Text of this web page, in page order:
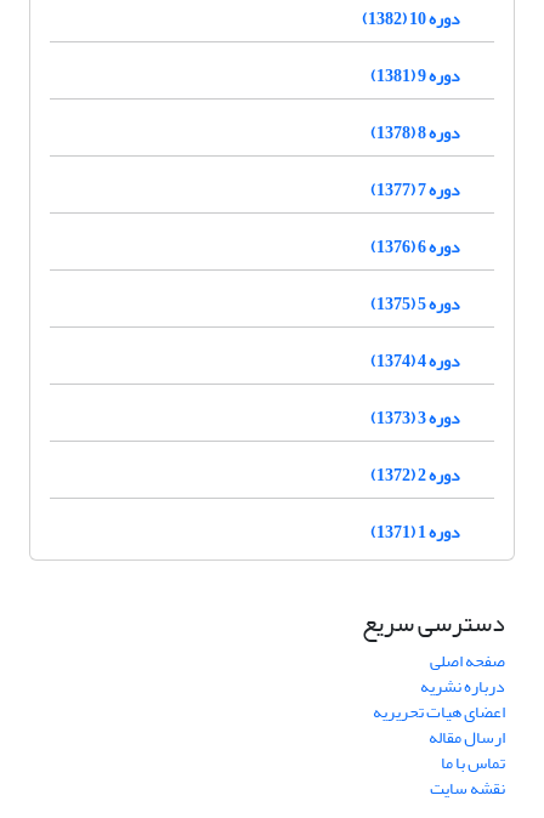
دوره 10 (1382)
دوره 9 (1381)
دوره 8 (1378)
دوره 7 (1377)
دوره 6 (1376)
دوره 5 (1375)
دوره 4 (1374)
دوره 3 (1373)
دوره 2 (1372)
دوره 1 (1371)
دسترسی سریع
صفحه اصلی
درباره نشریه
اعضای هیات تحریریه
ارسال مقاله
تماس با ما
نقشه سایت